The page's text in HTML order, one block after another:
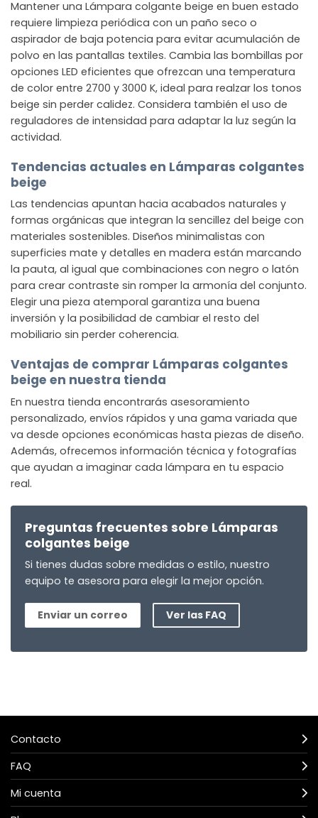
Mantener una Lámpara colgante beige en buen estado
requiere limpieza periódica con un paño seco o
aspirador de baja potencia para evitar acumulación de
polvo en las pantallas textiles. Cambia las bombillas por
opciones LED eficientes que ofrezcan una temperatura
de color entre 2700 y 3000 K, ideal para realzar los tonos
beige sin perder calidez. Considera también el uso de
reguladores de intensidad para adaptar la luz según la
actividad.
Tendencias actuales en Lámparas colgantes
beige
Las tendencias apuntan hacia acabados naturales y
formas orgánicas que integran la sencillez del beige con
materiales sostenibles. Diseños minimalistas con
superficies mate y detalles en madera están marcando
la pauta, al igual que combinaciones con negro o latón
para crear contraste sin romper la armonía del conjunto.
Elegir una pieza atemporal garantiza una buena
inversión y la posibilidad de cambiar el resto del
mobiliario sin perder coherencia.
Ventajas de comprar Lámparas colgantes
beige en nuestra tienda
En nuestra tienda encontrarás asesoramiento
personalizado, envíos rápidos y una gama variada que
va desde opciones económicas hasta piezas de diseño.
Además, ofrecemos información técnica y fotografías
que ayudan a imaginar cada lámpara en tu espacio
real.
Preguntas frecuentes sobre Lámparas
colgantes beige
Si tienes dudas sobre medidas o estilo, nuestro
equipo te asesora para elegir la mejor opción.
Enviar un correo Ver las FAQ
Contacto
FAQ
Mi cuenta